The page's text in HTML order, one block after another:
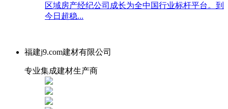
区域房产经纪公司成长为全中国行业标杆平台。到
今日超稳...
福建j9.com建材有限公司
专业集成建材生产商